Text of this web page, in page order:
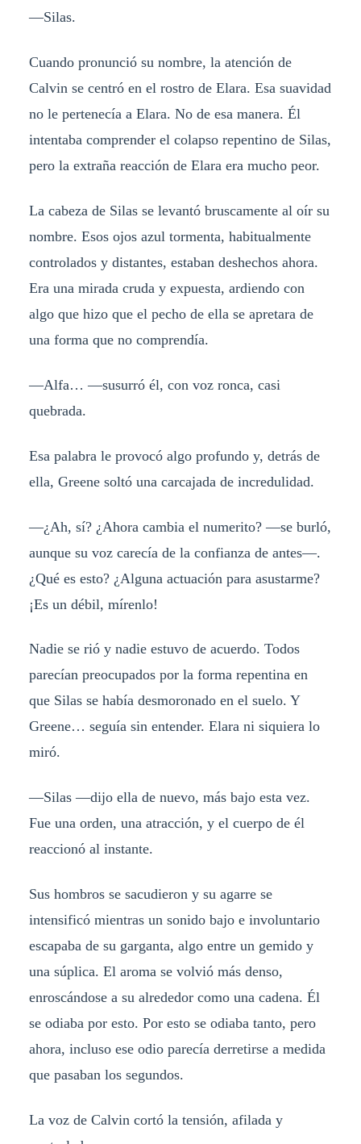
—Silas.
Cuando pronunció su nombre, la atención de
Calvin se centró en el rostro de Elara. Esa suavidad
no le pertenecía a Elara. No de esa manera. Él
intentaba comprender el colapso repentino de Silas,
pero la extraña reacción de Elara era mucho peor.
La cabeza de Silas se levantó bruscamente al oír su
nombre. Esos ojos azul tormenta, habitualmente
controlados y distantes, estaban deshechos ahora.
Era una mirada cruda y expuesta, ardiendo con
algo que hizo que el pecho de ella se apretara de
una forma que no comprendía.
—Alfa… —susurró él, con voz ronca, casi
quebrada.
Esa palabra le provocó algo profundo y, detrás de
ella, Greene soltó una carcajada de incredulidad.
—¿Ah, sí? ¿Ahora cambia el numerito? —se burló,
aunque su voz carecía de la confianza de antes—.
¿Qué es esto? ¿Alguna actuación para asustarme?
¡Es un débil, mírenlo!
Nadie se rió y nadie estuvo de acuerdo. Todos
parecían preocupados por la forma repentina en
que Silas se había desmoronado en el suelo. Y
Greene… seguía sin entender. Elara ni siquiera lo
miró.
—Silas —dijo ella de nuevo, más bajo esta vez.
Fue una orden, una atracción, y el cuerpo de él
reaccionó al instante.
Sus hombros se sacudieron y su agarre se
intensificó mientras un sonido bajo e involuntario
escapaba de su garganta, algo entre un gemido y
una súplica. El aroma se volvió más denso,
enroscándose a su alrededor como una cadena. Él
se odiaba por esto. Por esto se odiaba tanto, pero
ahora, incluso ese odio parecía derretirse a medida
que pasaban los segundos.
La voz de Calvin cortó la tensión, afilada y